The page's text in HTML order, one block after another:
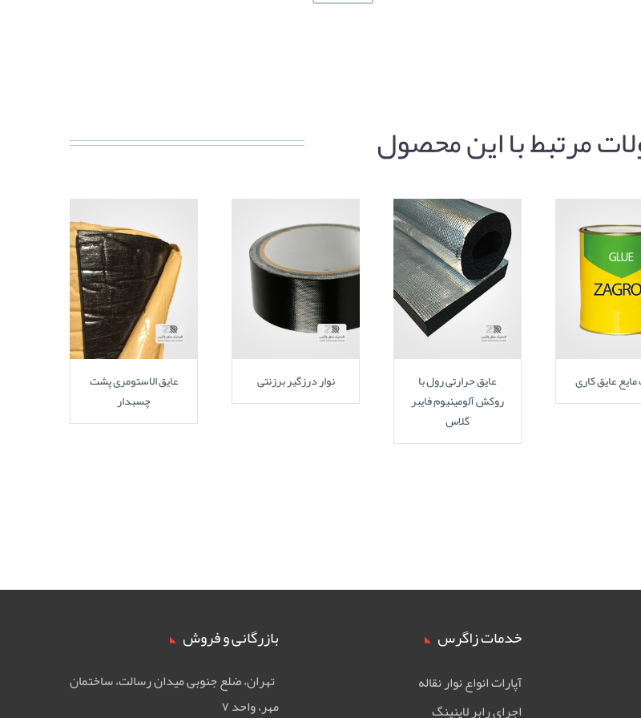
مرتبط با این محصول
عایق کاری
عایق حرارتی رول با
روکش آلومینیوم فایبر
گلاس
نوار درزگیر برزنتی
عایق الاستومری پشت
چسبدار
بازرگانی و فروش
تهران، ضلع جنوبی ميدان رسالت، ساختمان
مهر، واحد ۷
خدمات زاگرس
آپارات انواع نوار نقاله
اجرای رابر لاینینگ